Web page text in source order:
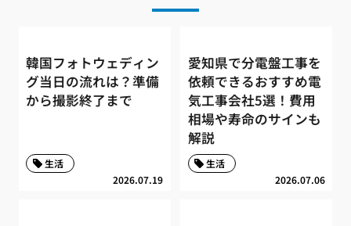
韓国フォトウェディン
グ当日の流れは？準備
から撮影終了まで
2026.07.19
生活
愛知県で分電盤工事を
依頼できるおすすめ電
気工事会社5選！費用
相場や寿命のサインも
解説
2026.07.06
生活